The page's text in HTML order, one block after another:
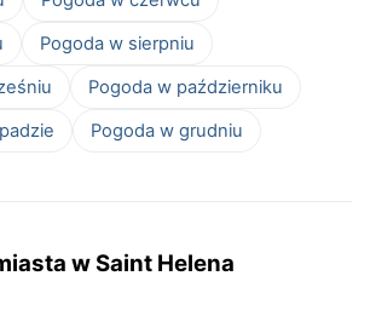
Pogoda w sierpniu
Pogoda w październiku
Pogoda w grudniu
w Saint Helena